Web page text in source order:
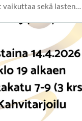
vaikuttaa sekä lasten…